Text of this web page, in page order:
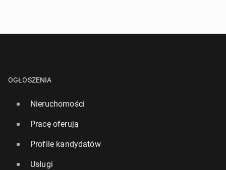
OGŁOSZENIA
Nieruchomości
Pracę oferują
Profile kandydatów
Usługi